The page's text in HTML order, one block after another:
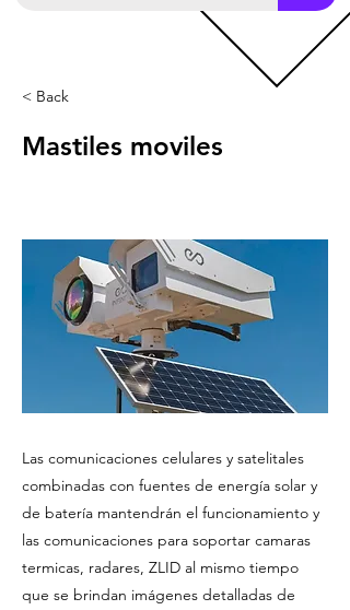
< Back
Mastiles moviles
Las comunicaciones celulares y satelitales
combinadas con fuentes de energía solar y
de batería mantendrán el funcionamiento y
las comunicaciones para soportar camaras
termicas, radares, ZLID al mismo tiempo
que se brindan imágenes detalladas de